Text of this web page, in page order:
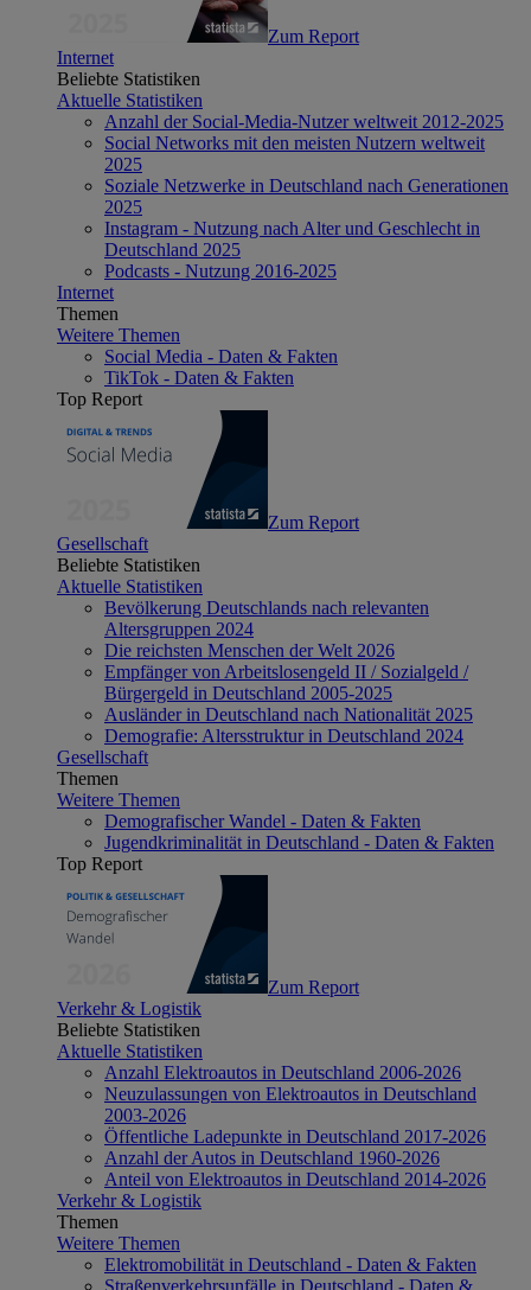
Zum Report
Internet
Beliebte Statistiken
Aktuelle Statistiken
Anzahl der Social-Media-Nutzer weltweit 2012-2025
Social Networks mit den meisten Nutzern weltweit
2025
Soziale Netzwerke in Deutschland nach Generationen
2025
Instagram - Nutzung nach Alter und Geschlecht in
Deutschland 2025
Podcasts - Nutzung 2016-2025
Internet
Themen
Weitere Themen
Social Media - Daten & Fakten
TikTok - Daten & Fakten
Top Report
Zum Report
Gesellschaft
Beliebte Statistiken
Aktuelle Statistiken
Bevölkerung Deutschlands nach relevanten
Altersgruppen 2024
Die reichsten Menschen der Welt 2026
Empfänger von Arbeitslosengeld II / Sozialgeld /
Bürgergeld in Deutschland 2005-2025
Ausländer in Deutschland nach Nationalität 2025
Demografie: Altersstruktur in Deutschland 2024
Gesellschaft
Themen
Weitere Themen
Demografischer Wandel - Daten & Fakten
Jugendkriminalität in Deutschland - Daten & Fakten
Top Report
Zum Report
Verkehr & Logistik
Beliebte Statistiken
Aktuelle Statistiken
Anzahl Elektroautos in Deutschland 2006-2026
Neuzulassungen von Elektroautos in Deutschland
2003-2026
Öffentliche Ladepunkte in Deutschland 2017-2026
Anzahl der Autos in Deutschland 1960-2026
Anteil von Elektroautos in Deutschland 2014-2026
Verkehr & Logistik
Themen
Weitere Themen
Elektromobilität in Deutschland - Daten & Fakten
Straßenverkehrsunfälle in Deutschland - Daten &